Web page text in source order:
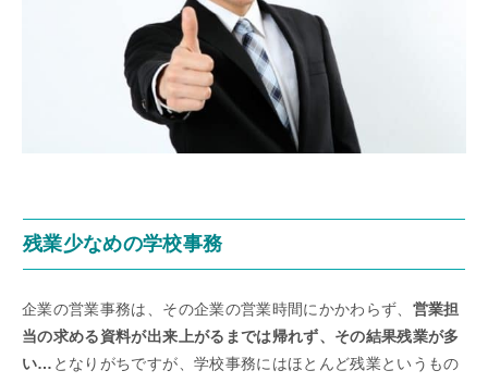
残業少なめの学校事務
企業の営業事務は、その企業の営業時間にかかわらず、 営業担
当の求める資料が出来上がるまでは帰れず、その結果残業が多
い… となりがちですが、学校事務にはほとんど残業というもの